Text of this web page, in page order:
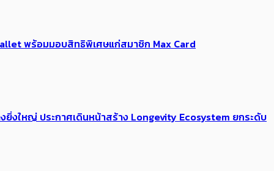
พร้อมมอบสิทธิพิเศษแก่สมาชิก Max Card
งใหญ่ ประกาศเดินหน้าสร้าง Longevity Ecosystem ยกระดับ